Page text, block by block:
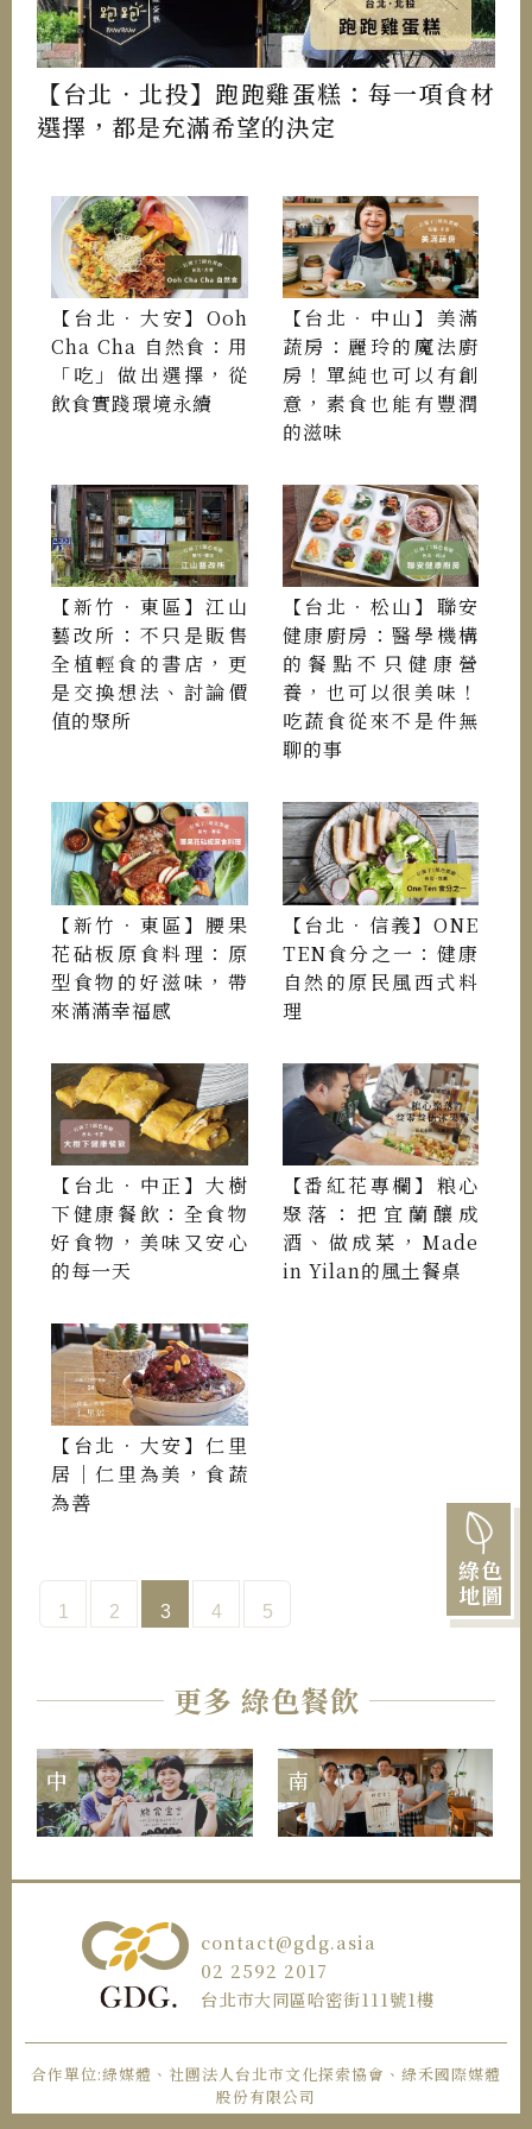
綠色
地圖
【台北．北投】跑跑雞蛋糕：每一項食材
選擇，都是充滿希望的決定
【台北．大安】Ooh
Cha Cha 自然食：用
「吃」做出選擇，從
飲食實踐環境永續
【台北．中山】美滿
蔬房：麗玲的魔法廚
房！單純也可以有創
意，素食也能有豐潤
的滋味
【新竹．東區】江山
藝改所：不只是販售
全植輕食的書店，更
是交換想法、討論價
值的聚所
【台北．松山】聯安
健康廚房：醫學機構
的餐點不只健康營
養，也可以很美味！
吃蔬食從來不是件無
聊的事
【新竹．東區】腰果
花砧板原食料理：原
型食物的好滋味，帶
來滿滿幸福感
【台北．信義】ONE
TEN食分之一：健康
自然的原民風西式料
理
【台北．中正】大樹
下健康餐飲：全食物
好食物，美味又安心
的每一天
【番紅花專欄】粮心
聚落：把宜蘭釀成
酒、做成菜，Made
in Yilan的風土餐桌
【台北．大安】仁里
居｜仁里為美，食蔬
為善
1 2 3 4 5
更多 綠色餐飲
中 南
contact@gdg.asia
02 2592 2017
台北市大同區哈密街111號1樓
合作單位:綠媒體、社團法人台北市文化探索協會、綠禾國際媒體
股份有限公司